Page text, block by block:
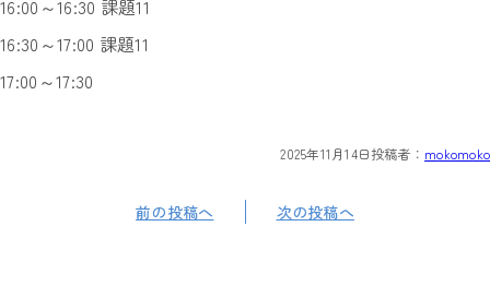
16:00～16:30 課題11
16:30～17:00 課題11
17:00～17:30
2025年11月14日投稿者： mokomoko
前の投稿へ 次の投稿へ